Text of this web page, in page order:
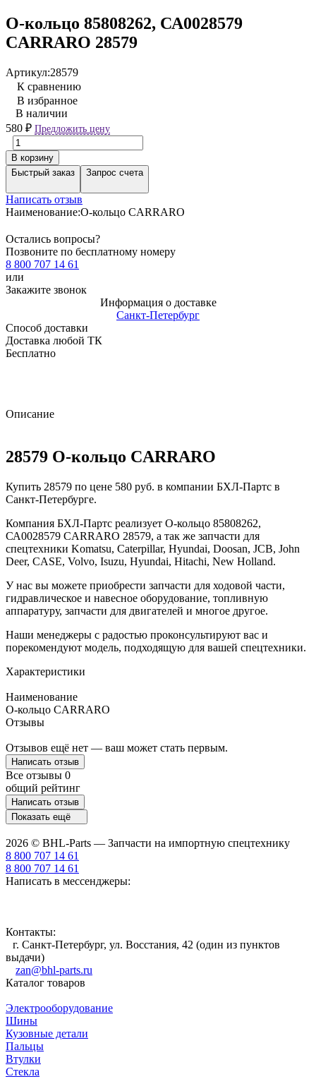
О-кольцо 85808262, СА0028579
CARRARO 28579
Артикул:28579
К сравнению
В избранное
В наличии
580 ₽ Предложить цену
В корзину
Быстрый заказ
Запрос счета
Написать отзыв
Наименование:О-кольцо CARRARO
Остались вопросы?
Позвоните по бесплатному номеру
8 800 707 14 61
или
Закажите звонок
Информация о доставке
Санкт-Петербург
Способ доставки
Доставка любой ТК
Бесплатно
Описание
28579 О-кольцо CARRARO
Купить 28579 по цене 580 руб. в компании БХЛ-Партс в
Санкт-Петербурге.
Компания БХЛ-Партс реализует О-кольцо 85808262,
СА0028579 CARRARO 28579, а так же запчасти для
спецтехники Komatsu, Caterpillar, Hyundai, Doosan, JCB, John
Deer, CASE, Volvo, Isuzu, Hyundai, Hitachi, New Holland.
У нас вы можете приобрести запчасти для ходовой части,
гидравлическое и навесное оборудование, топливную
аппаратуру, запчасти для двигателей и многое другое.
Наши менеджеры с радостью проконсультируют вас и
порекомендуют модель, подходящую для вашей спецтехники.
Характеристики
Наименование
О-кольцо CARRARO
Отзывы
Отзывов ещё нет — ваш может стать первым.
Написать отзыв
Все отзывы 0
общий рейтинг
Написать отзыв
Показать ещё
2026 © BHL-Parts — Запчасти на импортную спецтехнику
8 800 707 14 61
8 800 707 14 61
Написать в мессенджеры:
Контакты:
г. Санкт-Петербург, ул. Восстания, 42 (один из пунктов
выдачи)
zan@bhl-parts.ru
Каталог товаров
Электрооборудование
Шины
Кузовные детали
Пальцы
Втулки
Стекла